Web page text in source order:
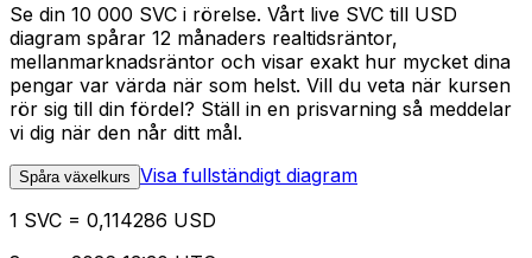
Se din 10 000 SVC i rörelse. Vårt live SVC till USD
diagram spårar 12 månaders realtidsräntor,
mellanmarknadsräntor och visar exakt hur mycket dina
pengar var värda när som helst. Vill du veta när kursen
rör sig till din fördel? Ställ in en prisvarning så meddelar
vi dig när den når ditt mål.
Spåra växelkurs Visa fullständigt diagram
1 SVC = 0,114286 USD